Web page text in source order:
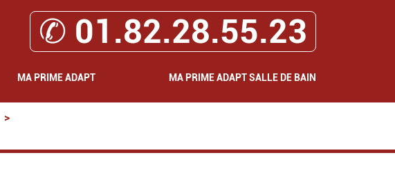
✆ 01.82.28.55.23
MA PRIME ADAPT MA PRIME ADAPT SALLE DE BAIN
>